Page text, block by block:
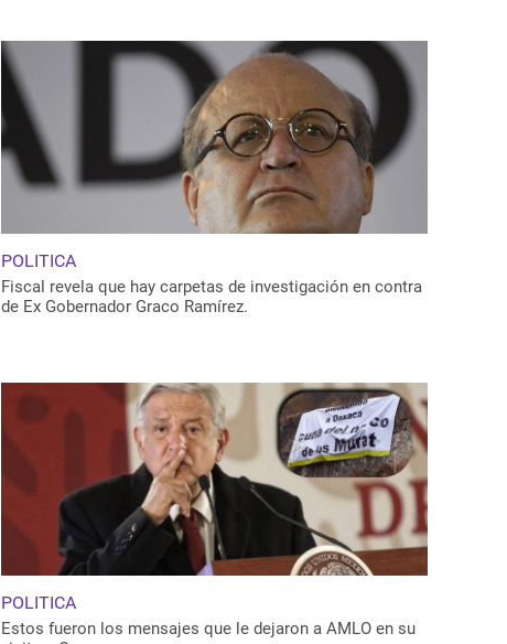
POLITICA
Fiscal revela que hay carpetas de investigación en contra
de Ex Gobernador Graco Ramírez.
POLITICA
Estos fueron los mensajes que le dejaron a AMLO en su